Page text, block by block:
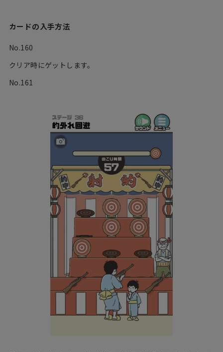
カードの入手方法
No.160
クリア時にゲットします。
No.161